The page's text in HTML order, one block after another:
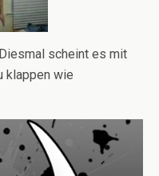
scheint es mit
klappen wie